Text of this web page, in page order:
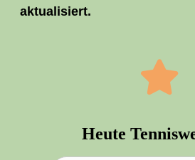
aktualisiert.
Heu­te